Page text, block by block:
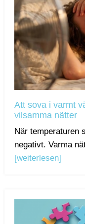
Att sova i varmt
vilsamma nätter
När temperaturen
negativt. Varma
[weiterlesen]